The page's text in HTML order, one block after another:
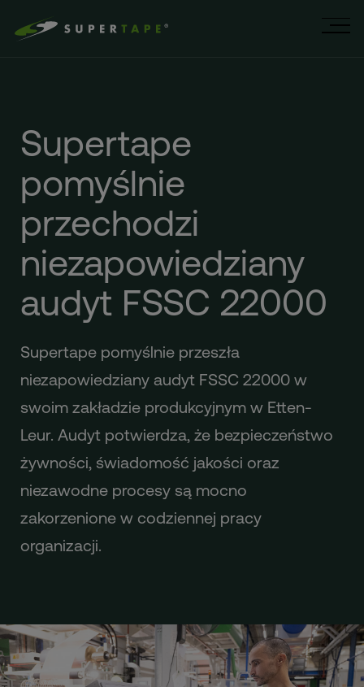
Supertape
pomyślnie
przechodzi
niezapowiedziany
audyt FSSC 22000
Supertape pomyślnie przeszła
niezapowiedziany audyt FSSC 22000 w
swoim zakładzie produkcyjnym w Etten-
Leur. Audyt potwierdza, że bezpieczeństwo
żywności, świadomość jakości oraz
niezawodne procesy są mocno
zakorzenione w codziennej pracy
organizacji.